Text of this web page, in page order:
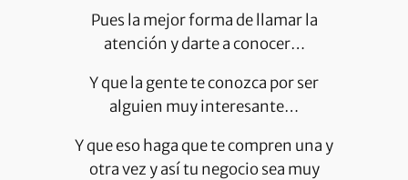
Pues la mejor forma de llamar la
atención y darte a conocer…
Y que la gente te conozca por ser
alguien muy interesante…
Y que eso haga que te compren una y
otra vez y así tu negocio sea muy